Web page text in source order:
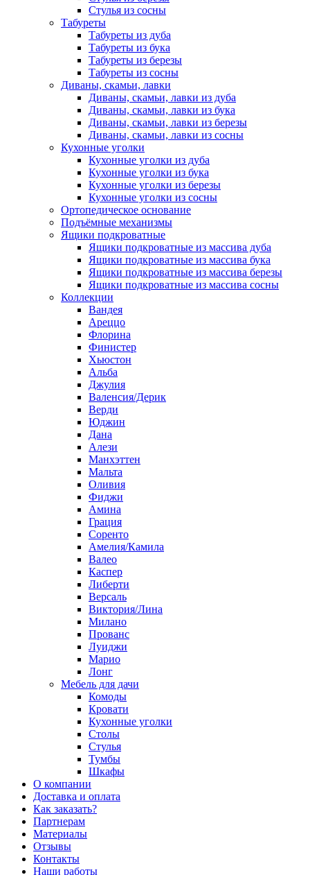
Стулья из сосны
Табуреты
Табуреты из дуба
Табуреты из бука
Табуреты из березы
Табуреты из сосны
Диваны, скамьи, лавки
Диваны, скамьи, лавки из дуба
Диваны, скамьи, лавки из бука
Диваны, скамьи, лавки из березы
Диваны, скамьи, лавки из сосны
Кухонные уголки
Кухонные уголки из дуба
Кухонные уголки из бука
Кухонные уголки из березы
Кухонные уголки из сосны
Ортопедическое основание
Подъёмные механизмы
Ящики подкроватные
Ящики подкроватные из массива дуба
Ящики подкроватные из массива бука
Ящики подкроватные из массива березы
Ящики подкроватные из массива сосны
Коллекции
Вандея
Ареццо
Флорина
Финистер
Хьюстон
Альба
Джулия
Валенсия/Дерик
Верди
Юджин
Дана
Алези
Манхэттен
Мальта
Оливия
Фиджи
Амина
Грация
Соренто
Амелия/Камила
Валео
Каспер
Либерти
Версаль
Виктория/Лина
Милано
Прованс
Луиджи
Марио
Лонг
Мебель для дачи
Комоды
Кровати
Кухонные уголки
Столы
Стулья
Тумбы
Шкафы
О компании
Доставка и оплата
Как заказать?
Партнерам
Материалы
Отзывы
Контакты
Наши работы